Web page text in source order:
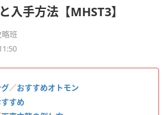
入手方法【MHST3】
班
／おすすめオトモン
すめ